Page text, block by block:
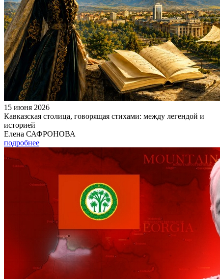
15 июня 2026
Кавказская столица, говорящая стихами: между легендой и
историей
Елена САФРОНОВА
подробнее